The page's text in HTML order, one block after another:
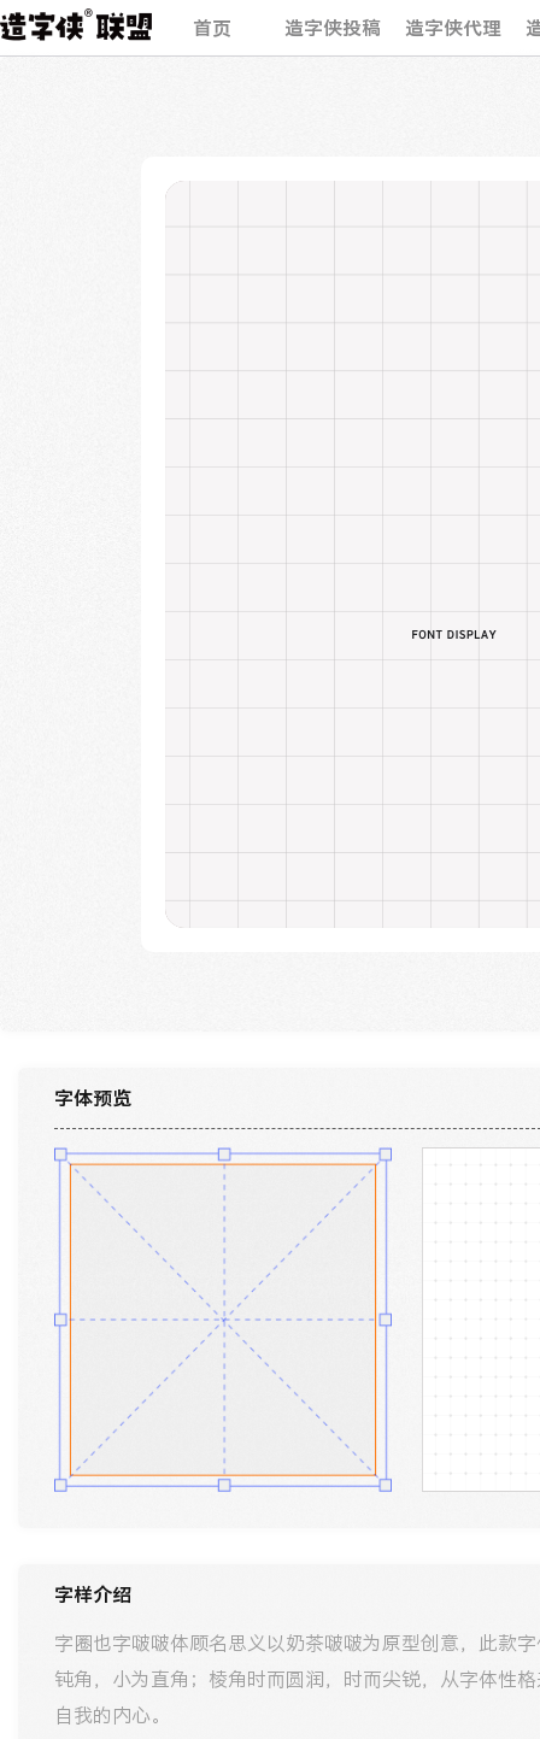
首页 造字侠投稿 造字侠代理
字体预览
字样介绍
字圈也字啵啵体顾名思义以奶茶啵啵为原型创意，此款
钝角，小为直角；棱角时而圆润，时而尖锐，从字体性
自我的内心。